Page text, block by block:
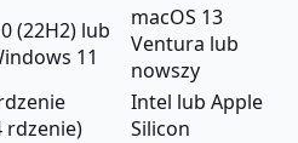
(22H2) lub
11
macOS 13
Ventura lub
nowszy
rdzenie)
Intel lub Apple
Silicon